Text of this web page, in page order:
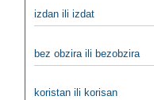
izdan ili izdat
bez obzira ili bezobzira
koristan ili korisan